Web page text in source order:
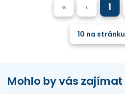
« ‹ 1
10 na stránku
Mohlo by vás zajímat